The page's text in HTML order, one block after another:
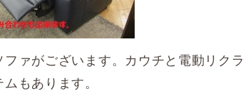
ァがございます。カウチと電動リクラ
もあります。